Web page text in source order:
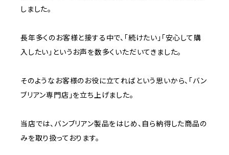
しました。
長年多くのお客様と接する中で、「続けたい」「安心して購
入したい」というお声を数多くいただいてきました。
そのようなお客様のお役に立てればという思いから、「バン
ブリアン専門店」を立ち上げました。
当店では、バンブリアン製品をはじめ、自ら納得した商品の
みを取り扱っております。